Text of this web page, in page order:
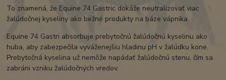
To znamená, že Equine 74 Gastric dokáže neutralizovať viac
žalúdočnej kyseliny ako bežné produkty na báze vápnika.
Equine 74 Gastri absorbuje prebytočnú žalúdočnú kyselinu ako
huba, aby zabezpečila vyváženejšiu hladinu pH v žalúdku kone.
Prebytočná kyselina už nemôže napádať žalúdočnú stenu, čím sa
zabráni vzniku žalúdočných vredov.